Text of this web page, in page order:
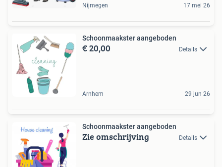
Nijmegen 17 mei 26
Schoonmaakster aangeboden
€ 20,00 Details
Arnhem 29 jun 26
Schoonmaakster aangeboden
Zie omschrijving Details